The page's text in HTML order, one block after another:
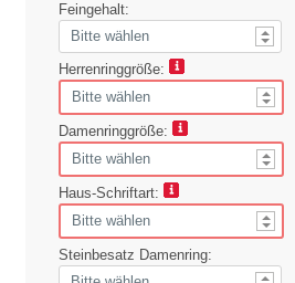
Feingehalt:
Herrenringgröße:
Damenringgröße:
Haus-Schriftart:
Steinbesatz Damenring: